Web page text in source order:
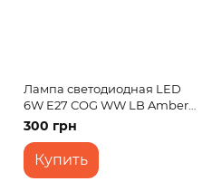
Лампа светодиодная LED
6W E27 COG WW LB Amber
220V
300 грн
Купить